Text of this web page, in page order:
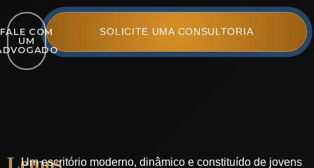
SOLICITE UMA CONSULTORIA
FALE COM
UM
Lemos
Um escritório moderno, dinâmico e constituído de jovens